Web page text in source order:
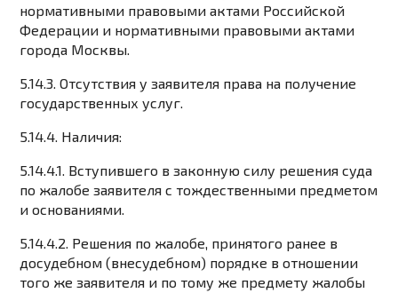
нормативными правовыми актами Российской
Федерации и нормативными правовыми актами
города Москвы.
5.14.3. Отсутствия у заявителя права на получение
государственных услуг.
5.14.4. Наличия:
5.14.4.1. Вступившего в законную силу решения суда
по жалобе заявителя с тождественными предметом
и основаниями.
5.14.4.2. Решения по жалобе, принятого ранее в
досудебном (внесудебном) порядке в отношении
того же заявителя и по тому же предмету жалобы